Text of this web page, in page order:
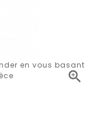

en vous basant